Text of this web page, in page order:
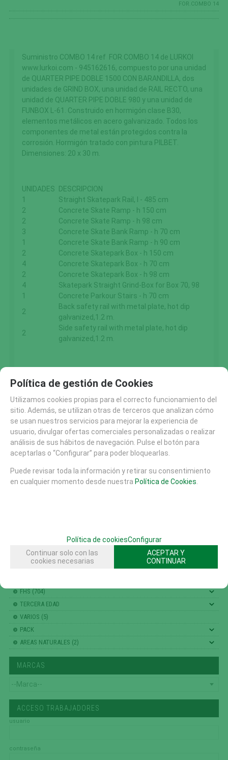
FOR.COMBO 14
Suministro COMBO 14 ref FOR.COMBO 14 de LURKOI
www.lurkoi.com - 945162616, compuesto por una unidad
de QUARTER PIPE DOBLE 1500 CON BARANDILLA, dos
unidades de GRIND BOX, una unidad de RAIL RECTO, una
unidad de QUARTER PIPE DOBLE 980 y una unidad de
FUNBOX L-61. Construido en hormigón clase B30,
elementos metálicos en acero galvanizado. Todos los
componentes de metal están protegidos contra la
corrosión. Hormigón tratado con pintura PILBET.
Dimensiones: 20 x 30 m.
UNIDADES
DESCRIPCION
1
Straight Skatepark Rail, l - 485 cm
2
Concrete Skate Ramp - h 150 cm
2
Concrete Skate Ramp - h 98 cm
3
Concrete Skate Bank Ramp - h 70 cm
1
Concrete Skate Bank Ramp - h 90 cm
2
Concrete Skatepark Box - h 150 cm
4
Concrete Skatepark Box - h 70 cm
2
Concrete Skatepark Box - h 98 cm
4
Skatepark Straight Grind-Box for Box 70, 98
1
Concrete Parkour Stairs - h 70 cm
2
Back safety rail with metal plate, hot dip
galvanized,1.2 m.
2
Side safety rail with metal plate, hot dip
galvanized,1.2 m.
FAMILIAS RELACIONADAS
PISTAS SKATE HORMIGON PREFABRICADO
CATÁLOGO
SUELOS DE SEGURIDAD
PISTAS SKATE
PISTAS SKATE HORMIGON PREFABRICADO (29)
FHS (704)
TERCERA EDAD
VARIOS (5)
PACK
AREAS NATURALES (2)
MARCAS
ACCESO TRABAJADORES
usuario
contraseña
Política de gestión de Cookies
Utilizamos cookies propias para el correcto funcionamiento del
sitio. Además, se utilizan otras de terceros que analizan cómo
se usan nuestros servicios para mejorar la experiencia de
usuario, divulgar ofertas comerciales personalizadas o realizar
análisis de sus hábitos de navegación. Pulse el botón para
aceptarlas o “Configurar” para poder bloquearlas.
Puede revisar toda la información y retirar su consentimiento
en cualquier momento desde nuestra Política de Cookies
Política de cookiesConfigurar
Continuar solo con las
cookies necesarias
ACEPTAR Y
CONTINUAR